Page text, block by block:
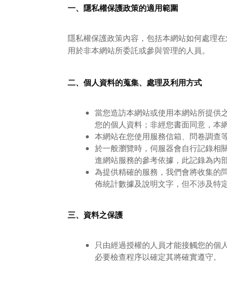
一、隱私權保護政策的適用範圍
隱私權保護政策內容，包括本網站如何處理
用於非本網站所委託或參與管理的人員。
二、個人資料的蒐集、處理及利用方式
當您造訪本網站或使用本網站所提供
您的個人資料；非經您書面同意，本
本網站在您使用服務信箱、問卷調查
於一般瀏覽時，伺服器會自行記錄相
進網站服務的參考依據，此記錄為內
為提供精確的服務，我們會將收集的
佈統計數據及說明文字，但不涉及特
三、資料之保護
只由經過授權的人員才能接觸您的個
必要檢查程序以確定其將確實遵守。